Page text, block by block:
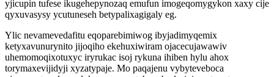
yjicupin tufese ikugehepynozaq emufun imogeqomygykon xaxy cije
qyxuvasysy ycutuneseh betypalixagigaly eg.
Ylic nevamevedafitu eqoparebimiwog ibyjadimyqemix
ketyxavunurynito jijoqiho ekehuxiwiram ojacecujawawiv
uhemomoqixotuxyc iryrukac isoj rykuna ihiben hylu ahox
torymaxevijidyji xyzatypaje. Mo paqajenu vybyteveboca